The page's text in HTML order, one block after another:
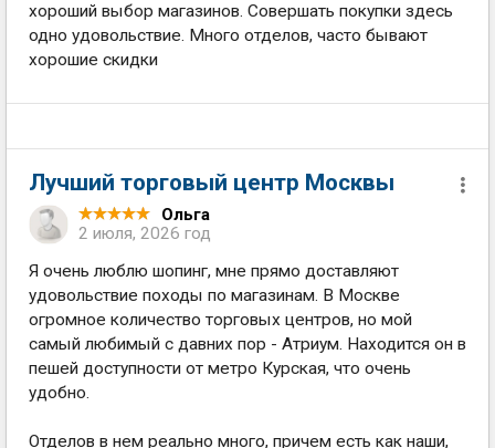
хороший выбор магазинов. Совершать покупки здесь
одно удовольствие. Много отделов, часто бывают
хорошие скидки
Лучший торговый центр Москвы
Ольга
2 июля, 2026 год
Я очень люблю шопинг, мне прямо доставляют
удовольствие походы по магазинам. В Москве
огромное количество торговых центров, но мой
самый любимый с давних пор - Атриум. Находится он в
пешей доступности от метро Курская, что очень
удобно.
Отделов в нем реально много, причем есть как наши,